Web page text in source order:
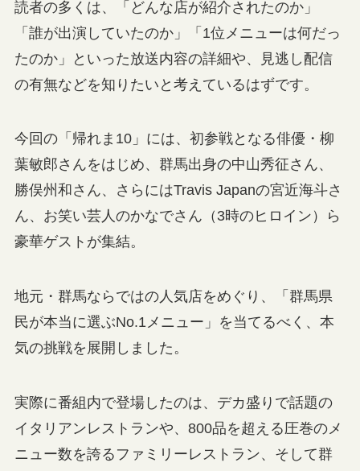
読者の多くは、「どんな店が紹介されたのか」
「誰が出演していたのか」「1位メニューは何だっ
たのか」といった放送内容の詳細や、見逃し配信
の有無などを知りたいと考えているはずです。
今回の「帰れま10」には、初参戦となる俳優・柳
葉敏郎さんをはじめ、群馬出身の中山秀征さん、
勝俣州和さん、さらにはTravis Japanの宮近海斗さ
ん、お笑い芸人のかなでさん（3時のヒロイン）ら
豪華ゲストが集結。
地元・群馬ならではの人気店をめぐり、「群馬県
民が本当に選ぶNo.1メニュー」を当てるべく、本
気の挑戦を展開しました。
実際に番組内で登場したのは、デカ盛りで話題の
イタリアンレストランや、800品を超える圧巻のメ
ニュー数を誇るファミリーレストラン、そして群